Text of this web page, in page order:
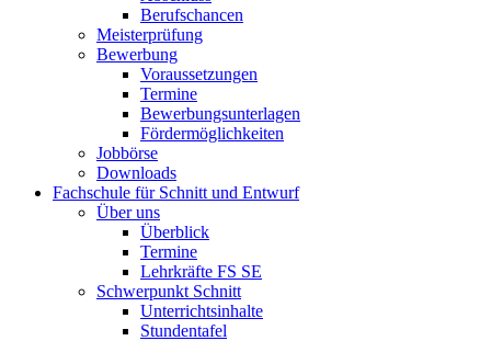
Berufschancen
Meisterprüfung
Bewerbung
Voraussetzungen
Termine
Bewerbungsunterlagen
Fördermöglichkeiten
Jobbörse
Downloads
Fachschule für Schnitt und Entwurf
Über uns
Überblick
Termine
Lehrkräfte FS SE
Schwerpunkt Schnitt
Unterrichtsinhalte
Stundentafel